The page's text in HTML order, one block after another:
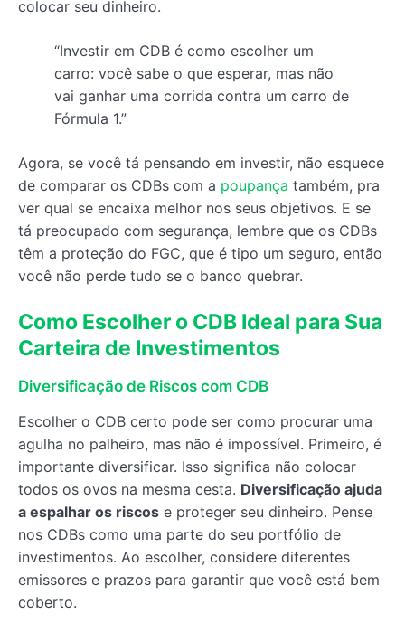
colocar seu dinheiro.
“Investir em CDB é como escolher um
carro: você sabe o que esperar, mas não
vai ganhar uma corrida contra um carro de
Fórmula 1.”
Agora, se você tá pensando em investir, não esquece
de comparar os CDBs com a poupança também, pra
ver qual se encaixa melhor nos seus objetivos. E se
tá preocupado com segurança, lembre que os CDBs
têm a proteção do FGC, que é tipo um seguro, então
você não perde tudo se o banco quebrar.
Como Escolher o CDB Ideal para Sua
Carteira de Investimentos
Diversificação de Riscos com CDB
Escolher o CDB certo pode ser como procurar uma
agulha no palheiro, mas não é impossível. Primeiro, é
importante diversificar. Isso significa não colocar
todos os ovos na mesma cesta. Diversificação ajuda
a espalhar os riscos e proteger seu dinheiro. Pense
nos CDBs como uma parte do seu portfólio de
investimentos. Ao escolher, considere diferentes
emissores e prazos para garantir que você está bem
coberto.